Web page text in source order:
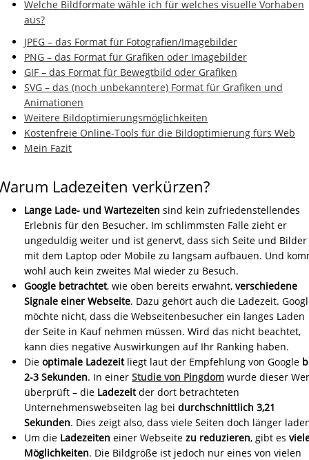
Welche Bildformate wähle ich für welches visuelle Vorhaben
aus?
JPEG – das Format für Fotografien/Imagebilder
PNG – das Format für Grafiken oder Imagebilder
GIF – das Format für Bewegtbild oder Grafiken
SVG – das (noch unbekanntere) Format für Grafiken und
Animationen
Weitere Bildoptimierungsmöglichkeiten
Kostenfreie Online-Tools für die Bildoptimierung fürs Web
Mein Fazit
Ladezeiten verkürzen?
Lange Lade- und Wartezeiten sind kein zufriedenstellendes
Erlebnis für den Besucher. Im schlimmsten Falle zieht er
ungeduldig weiter und ist genervt, dass sich Seite und Bilder
mit dem Laptop oder Mobile zu langsam aufbauen. Und
wohl auch kein zweites Mal wieder zu Besuch.
Google betrachtet, wie oben bereits erwähnt, verschiedene
Signale einer Webseite. Dazu gehört auch die Ladezeit.
möchte nicht, dass die Webseitenbesucher ein langes Laden
der Seite in Kauf nehmen müssen. Wird das nicht beachtet,
kann dies negative Auswirkungen auf Ihr Ranking haben.
Die optimale Ladezeit liegt laut der Empfehlung von Google
2-3 Sekunden. In einer Studie von Pingdom wurde dieser
überprüft – die Ladezeitder dort betrachteten
Unternehmenswebseiten lag bei durchschnittlich 3,21
Sekunden. Dies zeigt also, dass viele Seiten doch länger
Um die Ladezeiten einer Webseite zu reduzieren, gibt es
Möglichkeiten. Die Bildgröße ist jedoch nur eines von vielen